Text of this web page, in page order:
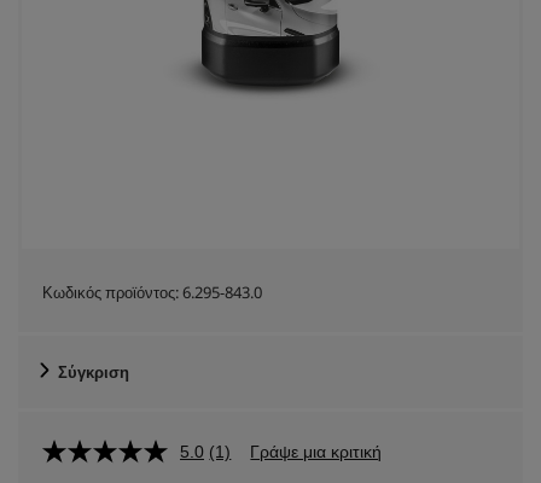
Κωδικός προϊόντος:6.295-843.0
Σύγκριση
5.0 (1) Γράψε μια κριτική